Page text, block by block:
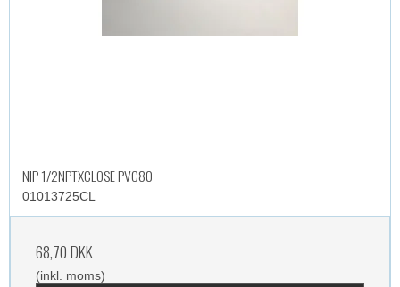
NIP 1/2NPTXCLOSE PVC80
01013725CL
68,70 DKK
(inkl. moms)